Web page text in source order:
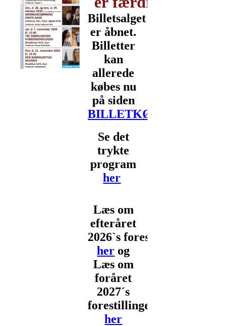
Billetsalget
er åbnet.
Billetter
kan
allerede
købes nu
på siden
BILLETKØB
Se det
trykte
program
her
Læs om
efteråret
2026`s forestillinger
her og
Læs om
foråret
2027´s
forestillinger
her